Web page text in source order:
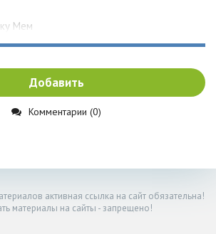
Мем
Добавить
Комментарии (0)
активная ссылка на сайт обязательна!
материалы на сайты - запрещено!